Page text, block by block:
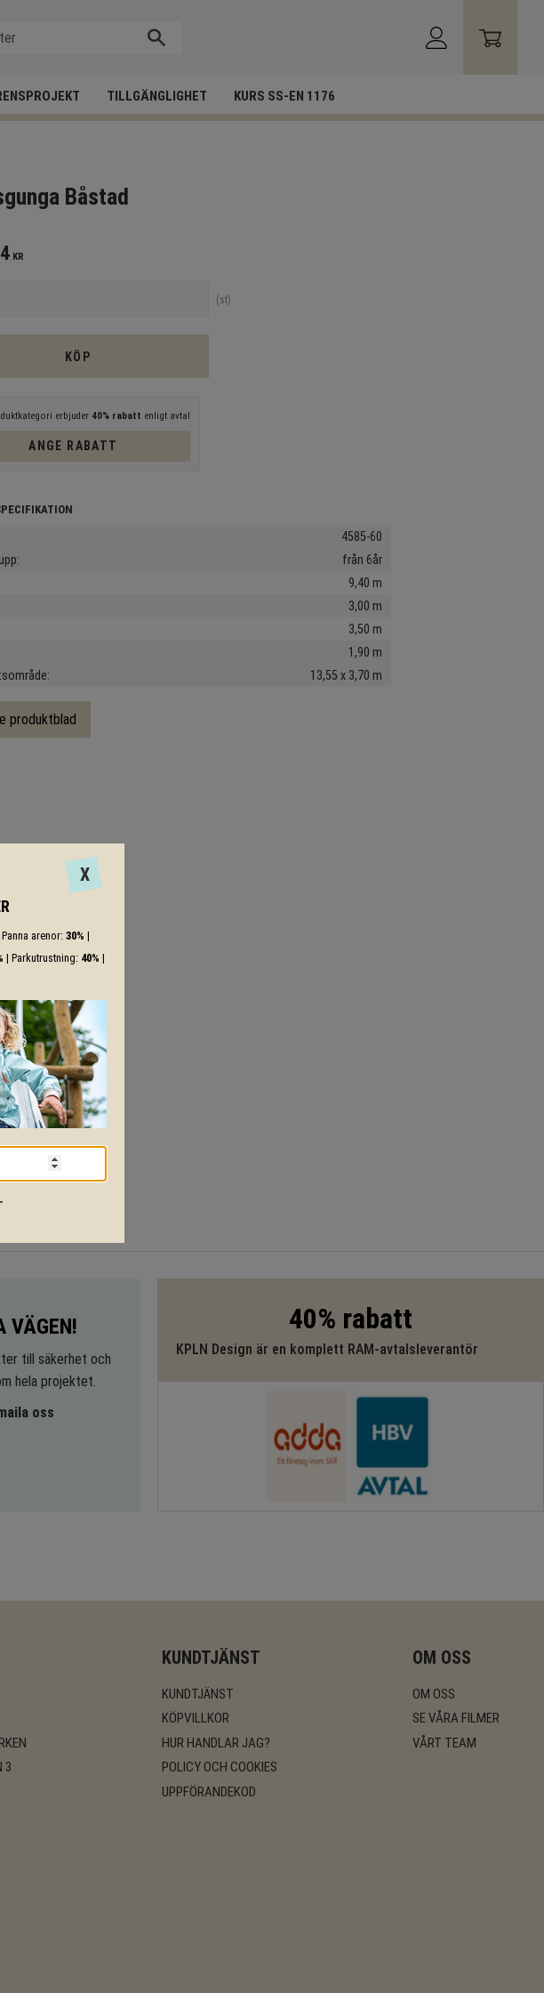
TILLGÄNGLIGHET KURS SS-EN 1176
Båstad
KR
st
KÖP
erbjuder 40% rabatt enligt avtal
ANGE RABATT
4585-60
från 6år
9,40 m
3,00 m
3,50 m
1,90 m
13,55 x 3,70 m
produktblad
VÄGEN!
till säkerhet och
hela projektet.
oss
40% rabatt
KPLN Design är en komplett RAM-avtalsleverantör
3
KUNDTJÄNST
KUNDTJÄNST
KÖPVILLKOR
HUR HANDLAR JAG?
POLICY OCH COOKIES
UPPFÖRANDEKOD
OM OSS
OM OSS
SE VÅRA FILMER
VÅRT TEAM
X
arenor:30% |
| Parkutrustning: 40% |